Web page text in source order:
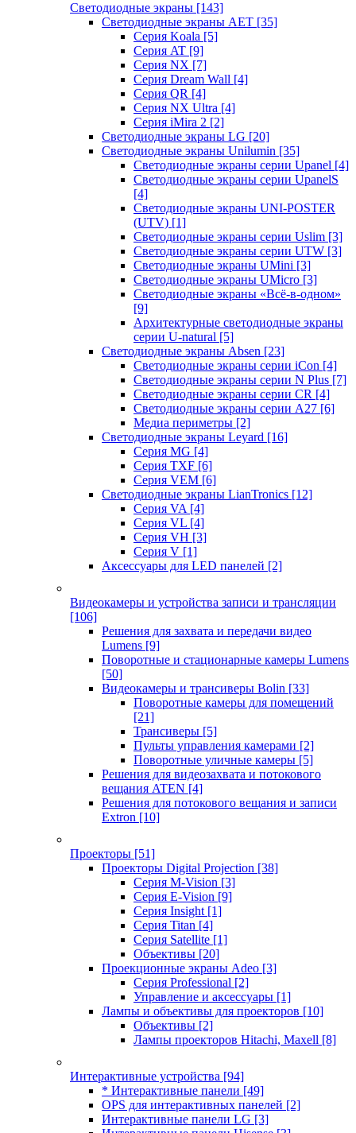
Светодиодные экраны [143]
Светодиодные экраны AET [35]
Cерия Koala [5]
Серия AT [9]
Серия NX [7]
Серия Dream Wall [4]
Серия QR [4]
Серия NX Ultra [4]
Серия iMira 2 [2]
Светодиодные экраны LG [20]
Светодиодные экраны Unilumin [35]
Светодиодные экраны серии Upanel [4]
Светодиодные экраны серии UpanelS
[4]
Светодиодные экраны UNI-POSTER
(UTV) [1]
Светодиодные экраны серии Uslim [3]
Светодиодные экраны серии UTW [3]
Светодиодные экраны UMini [3]
Светодиодные экраны UMicro [3]
Светодиодные экраны «Всё-в-одном»
[9]
Архитектурные светодиодные экраны
серии U-natural [5]
Светодиодные экраны Absen [23]
Светодиодные экраны серии iCon [4]
Светодиодные экраны серии N Plus [7]
Светодиодные экраны серии CR [4]
Светодиодные экраны серии А27 [6]
Медиа периметры [2]
Светодиодные экраны Leyard [16]
Серия MG [4]
Серия TXF [6]
Серия VEM [6]
Светодиодные экраны LianTronics [12]
Серия VA [4]
Серия VL [4]
Серия VH [3]
Серия V [1]
Аксессуары для LED панелей [2]
Видеокамеры и устройства записи и трансляции
[106]
Решения для захвата и передачи видео
Lumens [9]
Поворотные и стационарные камеры Lumens
[50]
Видеокамеры и трансиверы Bolin [33]
Поворотные камеры для помещений
[21]
Трансиверы [5]
Пульты управления камерами [2]
Поворотные уличные камеры [5]
Решения для видеозахвата и потокового
вещания ATEN [4]
Решения для потокового вещания и записи
Extron [10]
Проекторы [51]
Проекторы Digital Projection [38]
Серия M-Vision [3]
Серия E-Vision [9]
Серия Insight [1]
Серия Titan [4]
Серия Satellite [1]
Объективы [20]
Проекционные экраны Adeo [3]
Серия Professional [2]
Управление и аксессуары [1]
Лампы и объективы для проекторов [10]
Объективы [2]
Лампы проекторов Hitachi, Maxell [8]
Интерактивные устройства [94]
* Интерактивные панели [49]
OPS для интерактивных панелей [2]
Интерактивные панели LG [3]